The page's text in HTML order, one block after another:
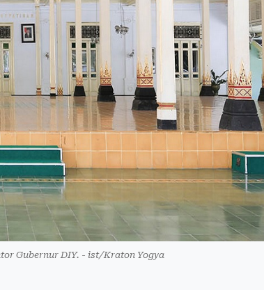
Gubernur DIY. - ist/Kraton Yogya